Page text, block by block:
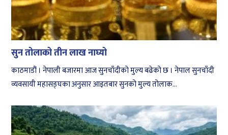
सुन तोलाको तीन लाख नाघ्यो
काठमाडौं । नेपाली बजारमा आज सुनचाँदीको मुल्य बढेको छ । नेपाल सुनचाँदी
व्यवसायी महासङ्घका अनुसार आइतबार सुनको मुल्य तोलाक...